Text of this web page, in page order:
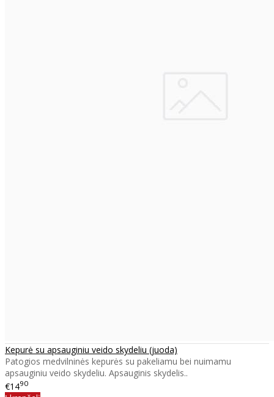
Kepurė su apsauginiu veido skydeliu (juoda)
Patogios medvilninės kepurės su pakeliamu bei nuimamu
apsauginiu veido skydeliu. Apsauginis skydelis..
€1490